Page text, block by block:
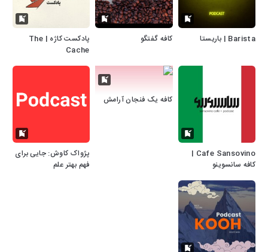
Barista | باریستا کافه گفتگو
پادکست کاژه | The
Cache
Cafe Sansovino |
کافه سانسوینو
کافه یک فنجان آرامش
پژواک کاوش: جایی برای
فهم بهتر علم